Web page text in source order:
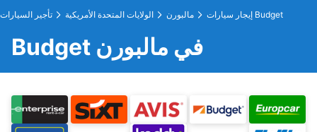
تأجير السيارات الولايات المتحدة الأمريكية مالبورن إيجار سيارات Budget
Budget في مالبورن